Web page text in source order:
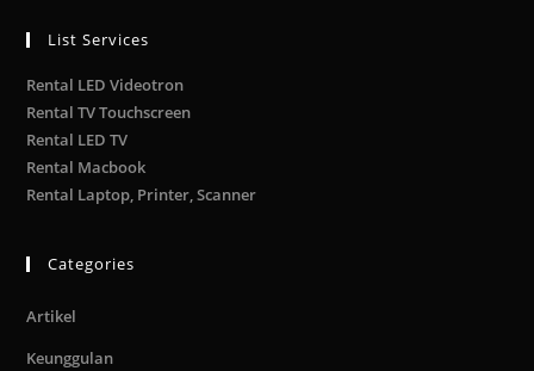
List Services
Rental LED Videotron
Rental TV Touchscreen
Rental LED TV
Rental Macbook
Rental Laptop, Printer, Scanner
Categories
Artikel
Keunggulan